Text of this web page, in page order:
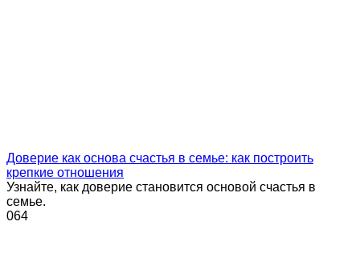
Доверие как основа счастья в семье: как построить
крепкие отношения
Узнайте, как доверие становится основой счастья в
семье.
064